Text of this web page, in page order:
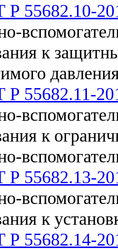
55682.10-
к
55682.11-
к
55682.13-
к
55682.14-